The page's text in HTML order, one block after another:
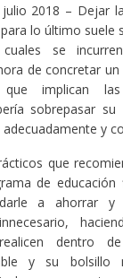
2018 – Dejar
lo último suele
se
de concretar un
implican las
sobrepasar su
y
que
de educación
a ahorrar
dentro
y su bolsillo